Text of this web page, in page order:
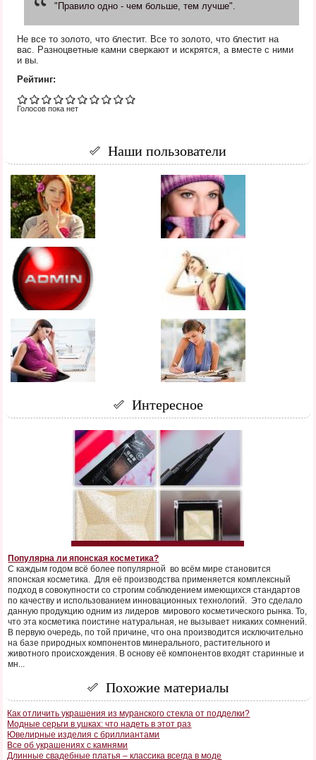
"Правило одно - чем больше, тем лучше".
Не все то золото, что блестит. Все то золото, что блестит на
вас. Разноцветные камни сверкают и искрятся, а вместе с ними
и вы.
Рейтинг:
Голосов пока нет
Наши пользователи
Интересное
Популярна ли японская косметика?
С каждым годом всё более популярной во всём мире становится
японская косметика. Для её производства применяется комплексный
подход в совокупности со строгим соблюдением имеющихся стандартов
по качеству и использованием инновационных технологий. Это сделало
данную продукцию одним из лидеров мирового косметического рынка. То,
что эта косметика поистине натуральная, не вызывает никаких сомнений.
В первую очередь, по той причине, что она производится исключительно
на базе природных компонентов минерального, растительного и
животного происхождения. В основу её компонентов входят старинные и
мн...
Похожие материалы
Как отличить украшения из муранского стекла от подделки?
Модные серьги в ушках: что надеть в этот раз
Ювелирные изделия с бриллиантами
Все об украшениях с камнями
Длинные свадебные платья – классика всегда в моде